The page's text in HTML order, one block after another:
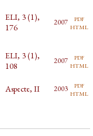
ELI, 3 (1),
176
2007 pdf
html
ELI, 3 (1),
108
2007 pdf
html
Aspecte, II 2003 pdf
html